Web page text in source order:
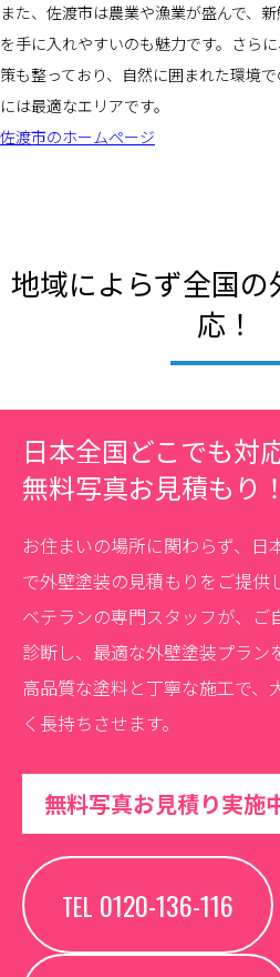
また、佐渡市は農業や漁業が盛んで、
を手に入れやすいのも魅力です。さら
策も整っており、自然に囲まれた環境
には最適なエリアです。
佐渡市のホームページ
地域によらず全国
応！
日本全国どこでも対
無料写真お見積もり！
お住まいの場所に関わらず、日
で外壁塗装の見積もりをご提供
ベテランの専門スタッフが、ご
診断し、最適な外壁塗装プラン
高品質な塗料と丁寧な施工で、
く長持ちさせます。
無料写真お見積り実施
TEL 0120-136-116